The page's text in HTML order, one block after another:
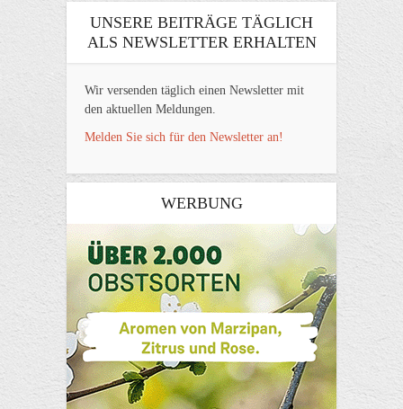
UNSERE BEITRÄGE TÄGLICH
ALS NEWSLETTER ERHALTEN
Wir versenden täglich einen Newsletter mit
den aktuellen Meldungen.
Melden Sie sich für den Newsletter an!
WERBUNG